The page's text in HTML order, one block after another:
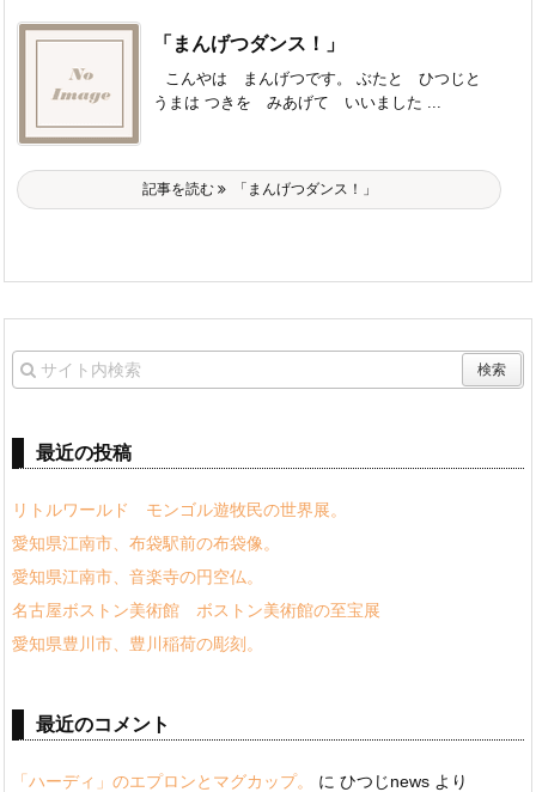
「まんげつダンス！」
こんやは まんげつです。 ぶたと ひつじと
うまは つきを みあげて いいました ...
記事を読む 「まんげつダンス！」
最近の投稿
リトルワールド モンゴル遊牧民の世界展。
愛知県江南市、布袋駅前の布袋像。
愛知県江南市、音楽寺の円空仏。
名古屋ボストン美術館 ボストン美術館の至宝展
愛知県豊川市、豊川稲荷の彫刻。
最近のコメント
「ハーディ」のエプロンとマグカップ。 に ひつじnews より